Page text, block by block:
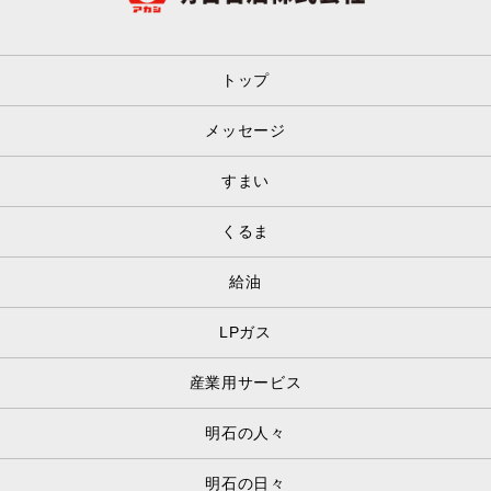
トップ
メッセージ
すまい
くるま
給油
LPガス
産業用サービス
明石の人々
明石の日々